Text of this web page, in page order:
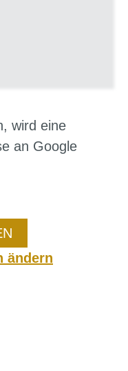
wird eine
an Google
ändern